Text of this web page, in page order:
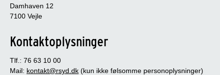
Damhaven 12
7100 Vejle
Kontaktoplysninger
Tlf.: 76 63 10 00
Mail: kontakt@rsyd.dk (kun ikke følsomme personoplysninger)